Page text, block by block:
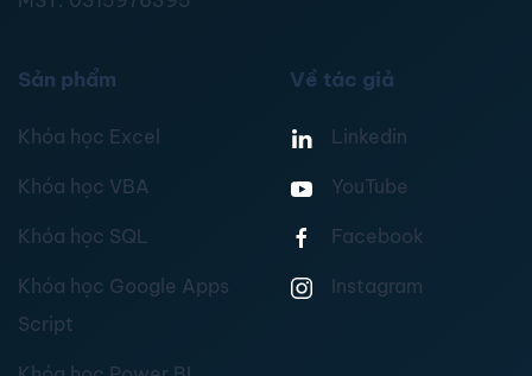
Sản phẩm
Khóa học Excel
Khóa học VBA
Khóa học SQL
Khóa học Google Apps
Script
Về tác giả
Linkedin
YouTube
Facebook
Instagram